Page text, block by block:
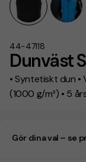
Dunväst
• Syntetiskt dun
(1000 g/m²) • 5
44-47118
Gör dina val – se